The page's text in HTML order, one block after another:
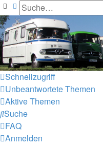
SucheErweiterte Suche
L319-forum.de
Schnellzugriff
Unbeantwortete Themen
Aktive Themen
Suche
FAQ
Anmelden